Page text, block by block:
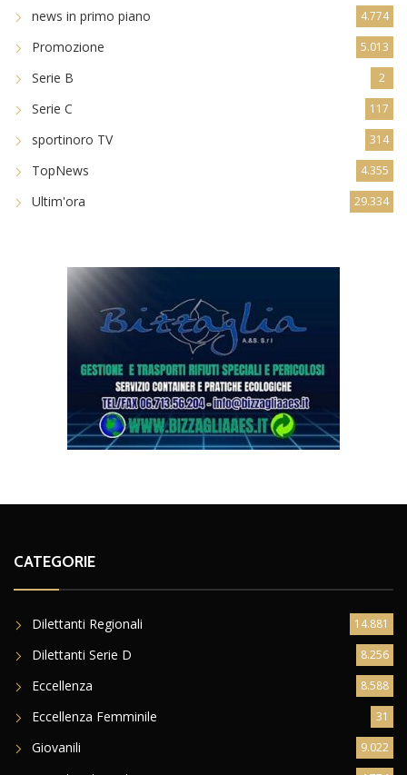
news in primo piano 4.774
Promozione 5.013
Serie B 2
Serie C 117
sportinoro TV 314
TopNews 4.355
Ultim'ora 29.334
CATEGORIE
Dilettanti Regionali 14.881
Dilettanti Serie D 8.256
Eccellenza 8.588
Eccellenza Femminile 31
Giovanili 9.022